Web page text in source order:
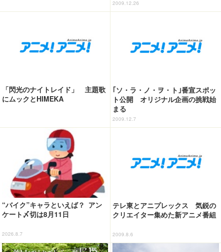
2009.12.26
「閃光のナイトレイド」 主題歌
にムックとHIMEKA
｢ソ・ラ・ノ・ヲ・ト｣番宣スポッ
ト公開 オリジナル企画の挑戦始
まる
2009.12.7
“バイク”キャラといえば？ アン
ケート〆切は8月11日
2026.8.7
テレ東とアニプレックス 気鋭の
クリエイター集めた新アニメ番組
2009.8.6